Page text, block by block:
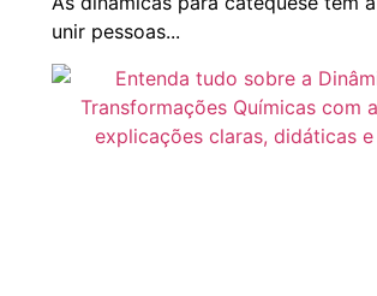
unir pessoas...